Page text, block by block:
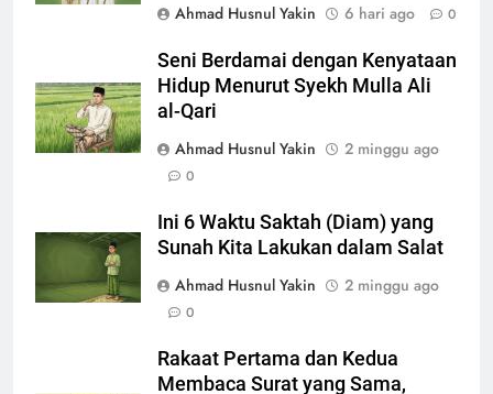
Ahmad Husnul Yakin
6 hari ago 0
Seni Berdamai dengan Kenyataan
Hidup Menurut Syekh Mulla Ali
al-Qari
Ahmad Husnul Yakin
2 minggu ago
0
Ini 6 Waktu Saktah (Diam) yang
Sunah Kita Lakukan dalam Salat
Ahmad Husnul Yakin
2 minggu ago
0
Rakaat Pertama dan Kedua
Membaca Surat yang Sama,